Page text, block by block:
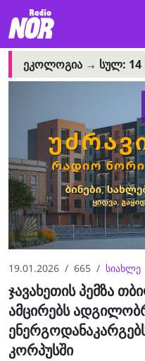
ᲔᲙᲝᲚᲝᲒᲘᲐ → ᲡᲣᲚ: 14
19.01.2026 665 სიახლე
ჯავახეთის პემზა
ამცირებს
კორპუსში